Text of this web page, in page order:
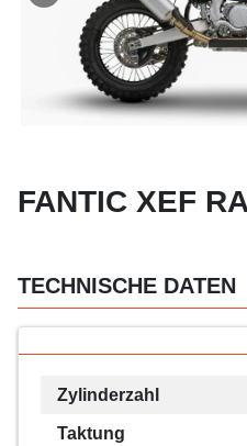
FANTIC XEF
TECHNISCHE DATEN
Zylinderzahl
Taktung